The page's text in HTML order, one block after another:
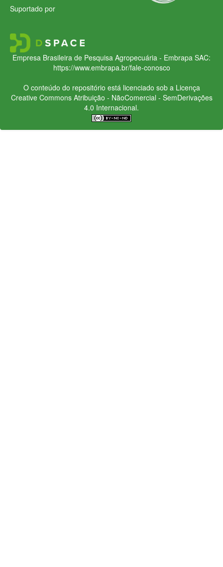
Suportado por
Empresa Brasileira de Pesquisa Agropecuária - Embrapa SAC:
https://www.embrapa.br/fale-conosco
O conteúdo do repositório está licenciado sob a Licença
Creative CommonsAtribuição - NãoComercial - SemDerivações
4.0 Internacional.